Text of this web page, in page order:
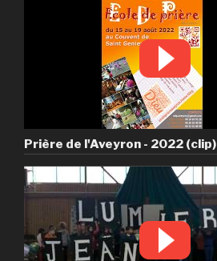
Prière de l'Aveyron - 2022 (clip)